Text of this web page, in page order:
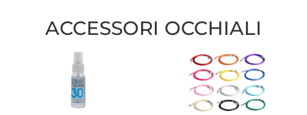
ACCESSORI OCCHIALI